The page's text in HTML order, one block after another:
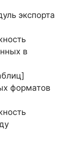
экспорта
в
форматов